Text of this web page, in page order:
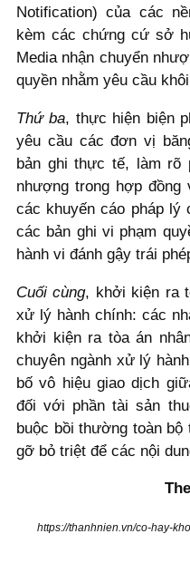
Notification) của các
kèm các chứng cứ sở
Media nhận chuyển
quyền nhằm yêu cầu
Thứ ba, thực hiện biện
yêu cầu các đơn vị
bản ghi thực tế, làm rõ
nhượng trong hợp
các khuyến cáo pháp lý
các bản ghi vi phạm
hành vi đánh gậy trái
Cuối cùng, khởi kiện ra
xử lý hành chính: các
khởi kiện ra tòa án
chuyên ngành xử lý
bố vô hiệu giao dịch
đối với phần tài sản
buộc bồi thường toàn
gỡ bỏ triệt để các nội
https://thanhnien.vn/co-hay-